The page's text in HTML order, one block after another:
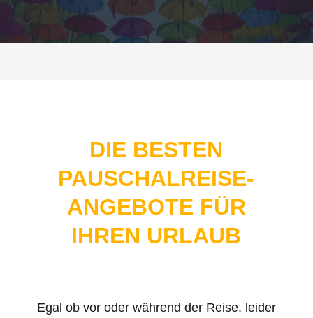
DIE BESTEN
PAUSCHALREISE-
ANGEBOTE FÜR
IHREN URLAUB
Egal ob vor oder während der Reise, leider